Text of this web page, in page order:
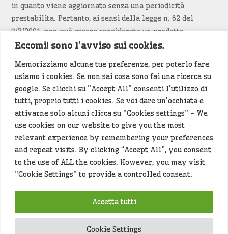
Eccomi! sono l'avviso sui cookies.
Memorizziamo alcune tue preferenze, per poterlo fare
usiamo i cookies. Se non sai cosa sono fai una ricerca su
google. Se clicchi su "Accept All" consenti l'utilizzo di
tutti, proprio tutti i cookies. Se voi dare un'occhiata e
attivarne solo alcuni clicca su "Cookies settings" - We
use cookies on our website to give you the most
relevant experience by remembering your preferences
and repeat visits. By clicking “Accept All”, you consent
to the use of ALL the cookies. However, you may visit
"Cookie Settings" to provide a controlled consent.
Cookie Settings
Accetta tutti
in quanto viene aggiornato senza una periodicità
prestabilita. Pertanto, ai sensi della legge n. 62 del
7/3/2001, non può essere considerato un prodotto
editoriale.
Siamo attenti a non violare copyright e diritti
d’immagine. Se un contenuto è di tua proprietà e vuoi
richiederne la rimozionediccelo(<- clicca per inviarci un
messaggio).
Alcuni articoli sono generati in bozza rielaborando, con
l'intelligenza artificiale generativa, contenuti
provenienti da fonti istituzionali e altri siti di interesse
locale. Prima della pubblicazioni l'articolo viene
controllato dalla redazione.
Hey che fine fanno i miei dati (privacy policy)